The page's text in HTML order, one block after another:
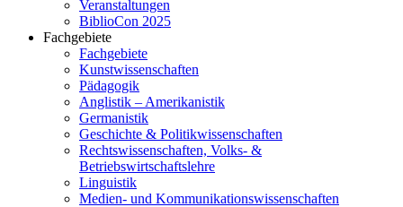
Veranstaltungen
BiblioCon 2025
Fachgebiete
Fachgebiete
Kunstwissenschaften
Pädagogik
Anglistik – Amerikanistik
Germanistik
Geschichte & Politikwissenschaften
Rechtswissenschaften, Volks- &
Betriebswirtschaftslehre
Linguistik
Medien- und Kommunikationswissenschaften